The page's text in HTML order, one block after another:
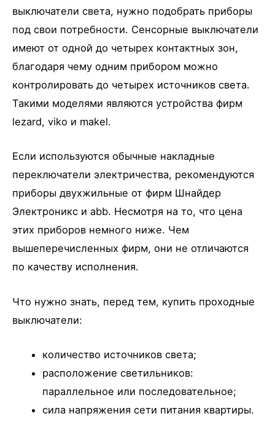
выключатели света, нужно подобрать приборы
под свои потребности. Сенсорные выключатели
имеют от одной до четырех контактных зон,
благодаря чему одним прибором можно
контролировать до четырех источников света.
Такими моделями являются устройства фирм
lezard, viko и makel.
Если используются обычные накладные
переключатели электричества, рекомендуются
приборы двухжильные от фирм Шнайдер
Электроникс и abb. Несмотря на то, что цена
этих приборов немного ниже. Чем
вышеперечисленных фирм, они не отличаются
по качеству исполнения.
Что нужно знать, перед тем, купить проходные
выключатели:
количество источников света;
расположение светильников:
параллельное или последовательное;
сила напряжения сети питания квартиры.